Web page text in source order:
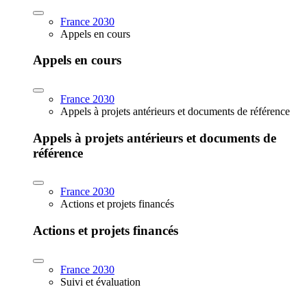
France 2030
Appels en cours
Appels en cours
France 2030
Appels à projets antérieurs et documents de référence
Appels à projets antérieurs et documents de
référence
France 2030
Actions et projets financés
Actions et projets financés
France 2030
Suivi et évaluation